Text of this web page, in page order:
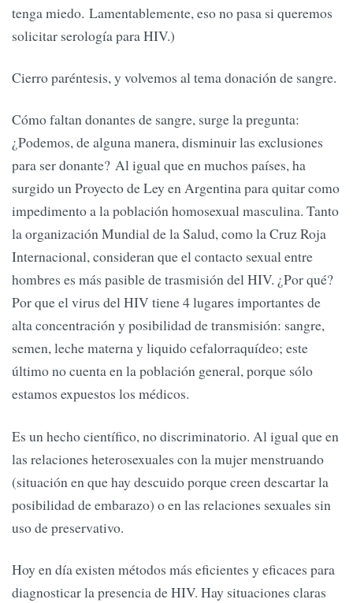
tenga miedo. Lamentablemente, eso no pasa si queremos
solicitar serología para HIV.)
Cierro paréntesis, y volvemos al tema donación de sangre.
Cómo faltan donantes de sangre, surge la pregunta:
¿Podemos, de alguna manera, disminuir las exclusiones
para ser donante? Al igual que en muchos países, ha
surgido un Proyecto de Ley en Argentina para quitar como
impedimento a la población homosexual masculina. Tanto
la organización Mundial de la Salud, como la Cruz Roja
Internacional, consideran que el contacto sexual entre
hombres es más pasible de trasmisión del HIV. ¿Por qué?
Por que el virus del HIV tiene 4 lugares importantes de
alta concentración y posibilidad de transmisión: sangre,
semen, leche materna y liquido cefalorraquídeo; este
último no cuenta en la población general, porque sólo
estamos expuestos los médicos.
Es un hecho científico, no discriminatorio. Al igual que en
las relaciones heterosexuales con la mujer menstruando
(situación en que hay descuido porque creen descartar la
posibilidad de embarazo) o en las relaciones sexuales sin
uso de preservativo.
Hoy en día existen métodos más eficientes y eficaces para
diagnosticar la presencia de HIV. Hay situaciones claras